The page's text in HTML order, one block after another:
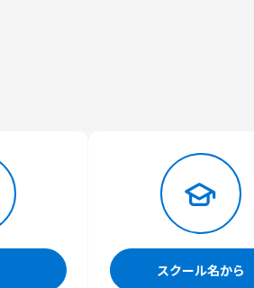
スクール名から